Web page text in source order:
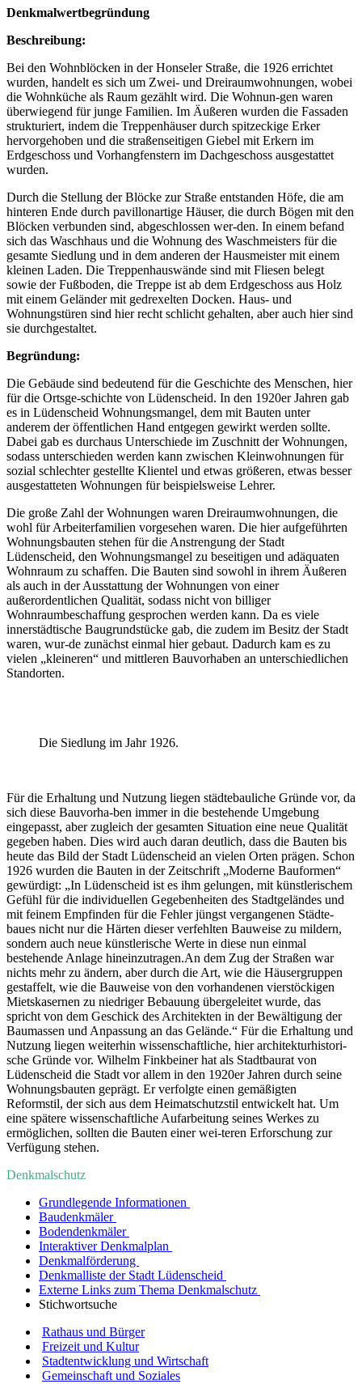
Denkmalwertbegründung
Beschreibung:
Bei den Wohnblöcken in der Honseler Straße, die 1926 errichtet
wurden, handelt es sich um Zwei- und Dreiraumwohnungen, wobei
die Wohnküche als Raum gezählt wird. Die Wohnun-gen waren
überwiegend für junge Familien. Im Äußeren wurden die Fassaden
strukturiert, indem die Treppenhäuser durch spitzeckige Erker
hervorgehoben und die straßenseitigen Giebel mit Erkern im
Erdgeschoss und Vorhangfenstern im Dachgeschoss ausgestattet
wurden.
Durch die Stellung der Blöcke zur Straße entstanden Höfe, die am
hinteren Ende durch pavillonartige Häuser, die durch Bögen mit den
Blöcken verbunden sind, abgeschlossen wer-den. In einem befand
sich das Waschhaus und die Wohnung des Waschmeisters für die
gesamte Siedlung und in dem anderen der Hausmeister mit einem
kleinen Laden. Die Treppenhauswände sind mit Fliesen belegt
sowie der Fußboden, die Treppe ist ab dem Erdgeschoss aus Holz
mit einem Geländer mit gedrexelten Docken. Haus- und
Wohnungstüren sind hier recht schlicht gehalten, aber auch hier sind
sie durchgestaltet.
Begründung:
Die Gebäude sind bedeutend für die Geschichte des Menschen, hier
für die Ortsge-schichte von Lüdenscheid. In den 1920er Jahren gab
es in Lüdenscheid Wohnungsmangel, dem mit Bauten unter
anderem der öffentlichen Hand entgegen gewirkt werden sollte.
Dabei gab es durchaus Unterschiede im Zuschnitt der Wohnungen,
sodass unterschieden werden kann zwischen Kleinwohnungen für
sozial schlechter gestellte Klientel und etwas größeren, etwas besser
ausgestatteten Wohnungen für beispielsweise Lehrer.
Die große Zahl der Wohnungen waren Dreiraumwohnungen, die
wohl für Arbeiterfamilien vorgesehen waren. Die hier aufgeführten
Wohnungsbauten stehen für die Anstrengung der Stadt
Lüdenscheid, den Wohnungsmangel zu beseitigen und adäquaten
Wohnraum zu schaffen. Die Bauten sind sowohl in ihrem Äußeren
als auch in der Ausstattung der Wohnungen von einer
außerordentlichen Qualität, sodass nicht von billiger
Wohnraumbeschaffung gesprochen werden kann. Da es viele
innerstädtische Baugrundstücke gab, die zudem im Besitz der Stadt
waren, wur-de zunächst einmal hier gebaut. Dadurch kam es zu
vielen „kleineren“ und mittleren Bauvorhaben an unterschiedlichen
Standorten.
Die Siedlung im Jahr 1926.
Für die Erhaltung und Nutzung liegen städtebauliche Gründe vor, da
sich diese Bauvorha-ben immer in die bestehende Umgebung
eingepasst, aber zugleich der gesamten Situation eine neue Qualität
gegeben haben. Dies wird auch daran deutlich, dass die Bauten bis
heute das Bild der Stadt Lüdenscheid an vielen Orten prägen. Schon
1926 wurden die Bauten in der Zeitschrift „Moderne Bauformen“
gewürdigt: „In Lüdenscheid ist es ihm gelungen, mit künstlerischem
Gefühl für die individuellen Gegebenheiten des Stadtgeländes und
mit feinem Empfinden für die Fehler jüngst vergangenen Städte-
baues nicht nur die Härten dieser verfehlten Bauweise zu mildern,
sondern auch neue künstlerische Werte in diese nun einmal
bestehende Anlage hineinzutragen.An dem Zug der Straßen war
nichts mehr zu ändern, aber durch die Art, wie die Häusergruppen
gestaffelt, wie die Bauweise von den vorhandenen vierstöckigen
Mietskasernen zu niedriger Bebauung übergeleitet wurde, das
spricht von dem Geschick des Architekten in der Bewältigung der
Baumassen und Anpassung an das Gelände.“ Für die Erhaltung und
Nutzung liegen weiterhin wissenschaftliche, hier architekturhistori-
sche Gründe vor. Wilhelm Finkbeiner hat als Stadtbaurat von
Lüdenscheid die Stadt vor allem in den 1920er Jahren durch seine
Wohnungsbauten geprägt. Er verfolgte einen gemäßigten
Reformstil, der sich aus dem Heimatschutzstil entwickelt hat. Um
eine spätere wissenschaftliche Aufarbeitung seines Werkes zu
ermöglichen, sollten die Bauten einer wei-teren Erforschung zur
Verfügung stehen.
Denkmalschutz
Grundlegende Informationen
Baudenkmäler
Bodendenkmäler
Interaktiver Denkmalplan
Denkmalförderung
Denkmalliste der Stadt Lüdenscheid
Externe Links zum Thema Denkmalschutz
Stichwortsuche
Rathaus und Bürger
Freizeit und Kultur
Stadtentwicklung und Wirtschaft
Gemeinschaft und Soziales